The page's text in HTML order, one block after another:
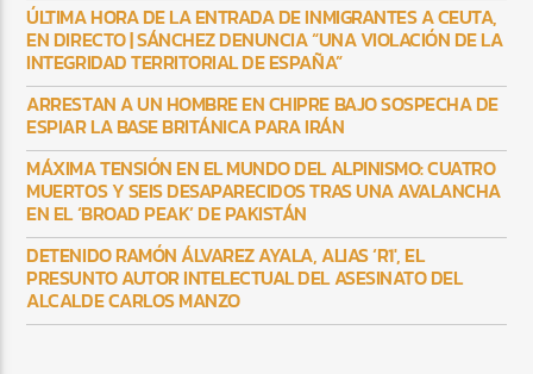
ÚLTIMA HORA DE LA ENTRADA DE INMIGRANTES A CEUTA,
EN DIRECTO | SÁNCHEZ DENUNCIA “UNA VIOLACIÓN DE LA
INTEGRIDAD TERRITORIAL DE ESPAÑA”
ARRESTAN A UN HOMBRE EN CHIPRE BAJO SOSPECHA DE
ESPIAR LA BASE BRITÁNICA PARA IRÁN
MÁXIMA TENSIÓN EN EL MUNDO DEL ALPINISMO: CUATRO
MUERTOS Y SEIS DESAPARECIDOS TRAS UNA AVALANCHA
EN EL ‘BROAD PEAK’ DE PAKISTÁN
DETENIDO RAMÓN ÁLVAREZ AYALA, ALIAS ‘R1′, EL
PRESUNTO AUTOR INTELECTUAL DEL ASESINATO DEL
ALCALDE CARLOS MANZO